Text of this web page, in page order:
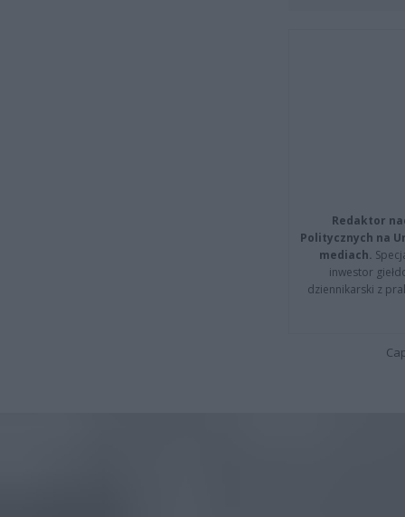
Redaktor
Politycznych na
mediach.
inwestor
dziennikarski z